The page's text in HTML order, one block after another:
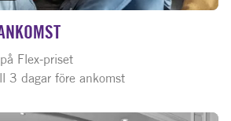
Flex-priset
3 dagar före ankomst